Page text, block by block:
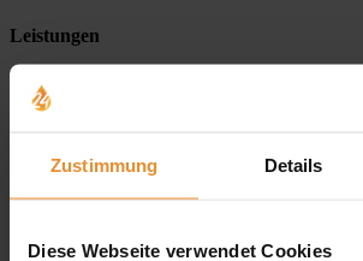
Zustimmung Details
Diese Webseite verwendet Cookies
Leistungen
Öltankentsorgung
Tankreinigung
Heizöl-Ankauf
Erdtank stilllegen
Erdtank stilllegen vor Ort